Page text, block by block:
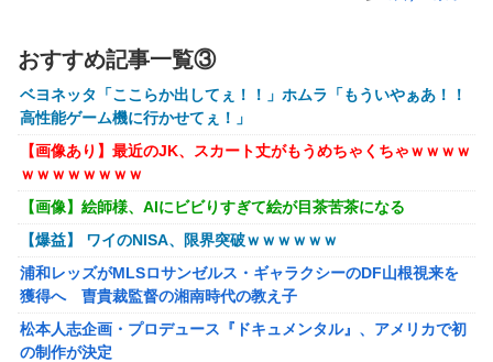
来て・・・・・・
【画像】『To LOVEる』のアクキー、不評だった理由が明
確すぎる
【悲報画像】ブルーロックになんJ民とドッピュン孕ませ男
登場www
【画像】AKBのセンター、レベチな事が世間にバレ始めるｗ
ｗｗｗｗｗｗ
【ガンプラ再販】 HG「ジェスタ (シェザール隊仕様 A班装
備)」「ジェスタ (シェザール隊仕様 B&C班装備)」【11時予
約開始】
【艦これ】みんなもう終わってそうだから聞くんだけど E3-
おすすめ記事一覧③
ベヨネッタ「ここらか出してぇ！！」ホムラ「もういやぁあ！！
高性能ゲーム機に行かせてぇ！」
【画像あり】最近のJK、スカート丈がもうめちゃくちゃｗｗｗｗ
ｗｗｗｗｗｗｗｗ
【画像】絵師様、AIにビビりすぎて絵が目茶苦茶になる
【爆益】 ワイのNISA、限界突破ｗｗｗｗｗｗ
浦和レッズがMLSロサンゼルス・ギャラクシーのDF山根視来を
獲得へ 曺貴裁監督の湘南時代の教え子
松本人志企画・プロデュース『ドキュメンタル』、アメリカで初
の制作が決定